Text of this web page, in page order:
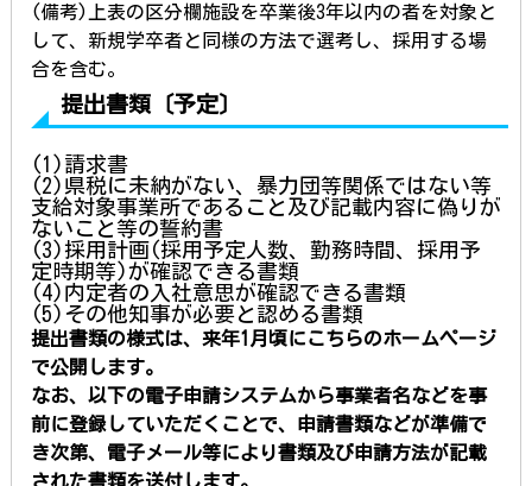
(備考)上表の区分欄施設を卒業後3年以内の者を対象と
して、新規学卒者と同様の方法で選考し、採用する場
合を含む。
提出書類〔予定〕
(1)請求書
(2)県税に未納がない、暴力団等関係ではない等
支給対象事業所であること及び記載内容に偽りが
ないこと等の誓約書
(3)採用計画(採用予定人数、勤務時間、採用予
定時期等)が確認できる書類
(4)内定者の入社意思が確認できる書類
(5)その他知事が必要と認める書類
提出書類の様式は、来年1月頃にこちらのホームページ
で公開します。
なお、以下の電子申請システムから事業者名などを事
前に登録していただくことで、申請書類などが準備で
き次第、電子メール等により書類及び申請方法が記載
された書類を送付します。